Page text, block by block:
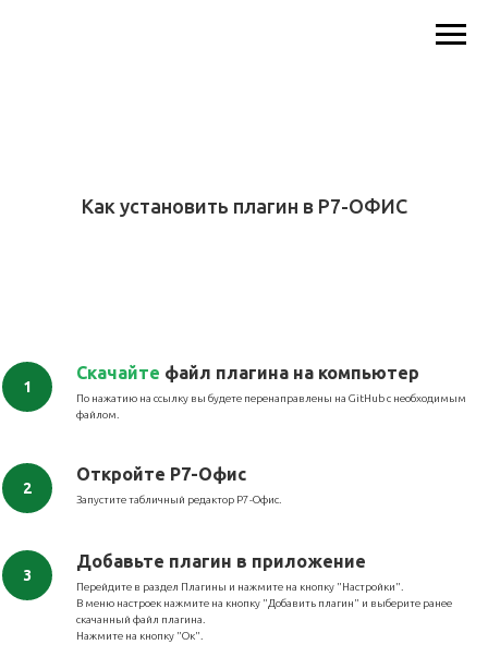
Как установить плагин в Р7-ОФИС
Скачайте файл плагина на компьютер
По нажатию на ссылку вы будете перенаправлены на GitHub с необходимым
файлом.
Откройте Р7-Офис
Запустите табличный редактор Р7-Офис.
Добавьте плагин в приложение
Перейдите в раздел Плагины и нажмите на кнопку "Настройки".
В меню настроек нажмите на кнопку "Добавить плагин" и выберите ранее
скачанный файл плагина.
Нажмите на кнопку "Ок".